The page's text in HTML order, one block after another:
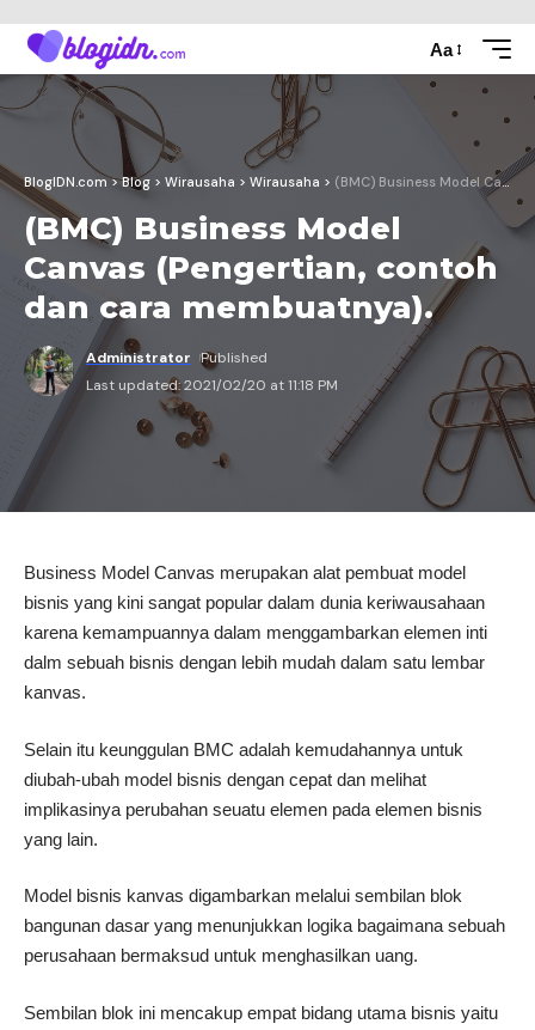
Aa
BlogIDN.com>Blog > Wirausaha > Wirausaha > (BMC) Business Model Canvas (Pengertian, contoh dan cara membuatnya).
(BMC) Business Model
Canvas (Pengertian, contoh
dan cara membuatnya).
Last updated: 2021/02/20 at 11:18 PM
Administrator Published
Business Model Canvas merupakan alat pembuat model
bisnis yang kini sangat popular dalam dunia keriwausahaan
karena kemampuannya dalam menggambarkan elemen inti
dalm sebuah bisnis dengan lebih mudah dalam satu lembar
kanvas.
Selain itu keunggulan BMC adalah kemudahannya untuk
diubah-ubah model bisnis dengan cepat dan melihat
implikasinya perubahan seuatu elemen pada elemen bisnis
yang lain.
Model bisnis kanvas digambarkan melalui sembilan blok
bangunan dasar yang menunjukkan logika bagaimana sebuah
perusahaan bermaksud untuk menghasilkan uang.
Sembilan blok ini mencakup empat bidang utama bisnis yaitu